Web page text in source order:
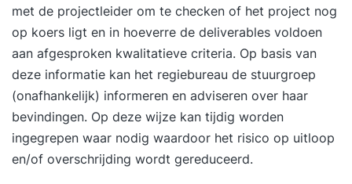
leveranciers aan? Op welke manier lever je
projectresultaten? Hoe manage je projectrisico’s?
Hoe manage je opdrachtgever-, teamleden-,
leverancier- en andere belanghebbende
verwachtingen? In deze training leer je het vak
project management van een zeer ervaren trainer.
Je kunt direct daarna zelf aan de slag om nog
meer succes als project manager te boeken.
met de projectleider om te checken of het project nog
op koers ligt en in hoeverre de deliverables voldoen
aan afgesproken kwalitatieve criteria. Op basis van
deze informatie kan het regiebureau de stuurgroep
(onafhankelijk) informeren en adviseren over haar
bevindingen. Op deze wijze kan tijdig worden
ingegrepen waar nodig waardoor het risico op uitloop
en/of overschrijding wordt gereduceerd.